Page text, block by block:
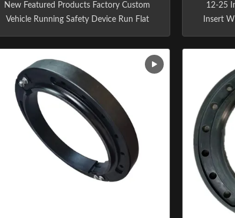
New Featured Products Factory Custom
Vehicle Running Safety Device Run Flat
Strengths RunFlat systems (also known as
RunFlat inserts) are bolted onto wheel
rims and support the tyre when flat,
allowing the vehicle to continue driving
safely for up to 100km following ...
12-25
Insert
safety
product
of the
burst,